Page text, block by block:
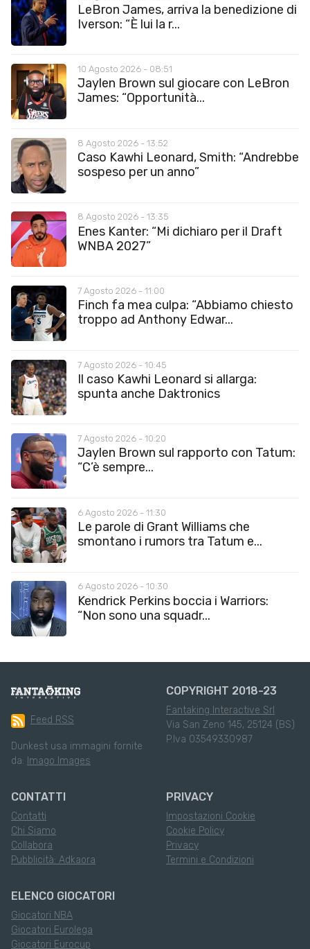
LeBron James, arriva la benedizione di
Iverson: “È lui la r...
10 Agosto 2026 - 08:51
Jaylen Brown sul giocare con LeBron
James: “Opportunità...
8 Agosto 2026 - 13:52
Caso Kawhi Leonard, Smith: “Andrebbe
sospeso per un anno”
8 Agosto 2026 - 13:35
Enes Kanter: “Mi dichiaro per il Draft
WNBA 2027”
7 Agosto 2026 - 11:00
Finch fa mea culpa: “Abbiamo chiesto
troppo ad Anthony Edwar...
7 Agosto 2026 - 10:45
Il caso Kawhi Leonard si allarga:
spunta anche Daktronics
7 Agosto 2026 - 10:20
Jaylen Brown sul rapporto con Tatum:
“C’è sempre...
6 Agosto 2026 - 11:30
Le parole di Grant Williams che
smontano i rumors tra Tatum e...
6 Agosto 2026 - 10:30
Kendrick Perkins boccia i Warriors:
“Non sono una squadr...
Feed RSS
Dunkest usa immagini fornite
da: Imago Images
COPYRIGHT 2018-23
Fantaking Interactive Srl
Via San Zeno 145, 25124 (BS)
P.Iva 03549330987
CONTATTI
Contatti
Chi Siamo
Collabora
Pubblicità: Adkaora
PRIVACY
Impostazioni Cookie
Cookie Policy
Privacy
Termini e Condizioni
ELENCO GIOCATORI
Giocatori NBA
Giocatori Eurolega
Giocatori Eurocup